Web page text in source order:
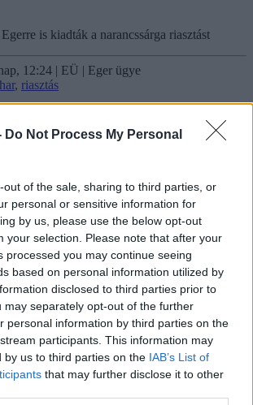
Do Not Process My Personal
out of the sale, sharing to third parties, or
personal or sensitive information for
by us, please use the below opt-out
your selection. Please note that after your
processed you may continue seeing
based on personal information utilized by
disclosed to third parties prior to
may separately opt-out of the further
personal information by third parties on the
participants. This information may
by us to third parties on the IAB’s List of
that may further disclose it to other
is kiadták a narancssárga riasztást
12:24 | EÜ | Eger ügye
, riasztás
riasztást
is figyelmezteti az embereket.
másodfokú, narancs riasztást adott ki több
- megyére is az erős szél miatt. Vasárnap
lehet számítani,
meghaladó széllökések is előfordulhatnak
az Országos Katasztrófavédelmi
törhet le, fákat dönthet ki, megbonthatja
összegyűjteni és fedett helyre vinni